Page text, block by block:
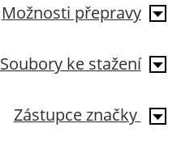
Možnosti přepravy
Soubory ke stažení
Zástupce značky